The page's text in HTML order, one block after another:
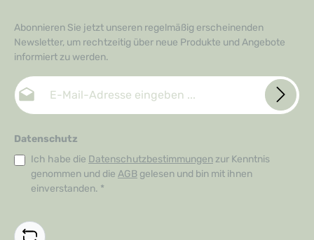
Abonnieren Sie jetzt unseren regelmäßig erscheinenden
Newsletter, um rechtzeitig über neue Produkte und Angebote
informiert zu werden.
E-Mail-Adresse*
Datenschutz
Ich habe die Datenschutzbestimmungen zur Kenntnis
genommen und die AGB gelesen und bin mit ihnen
einverstanden. *